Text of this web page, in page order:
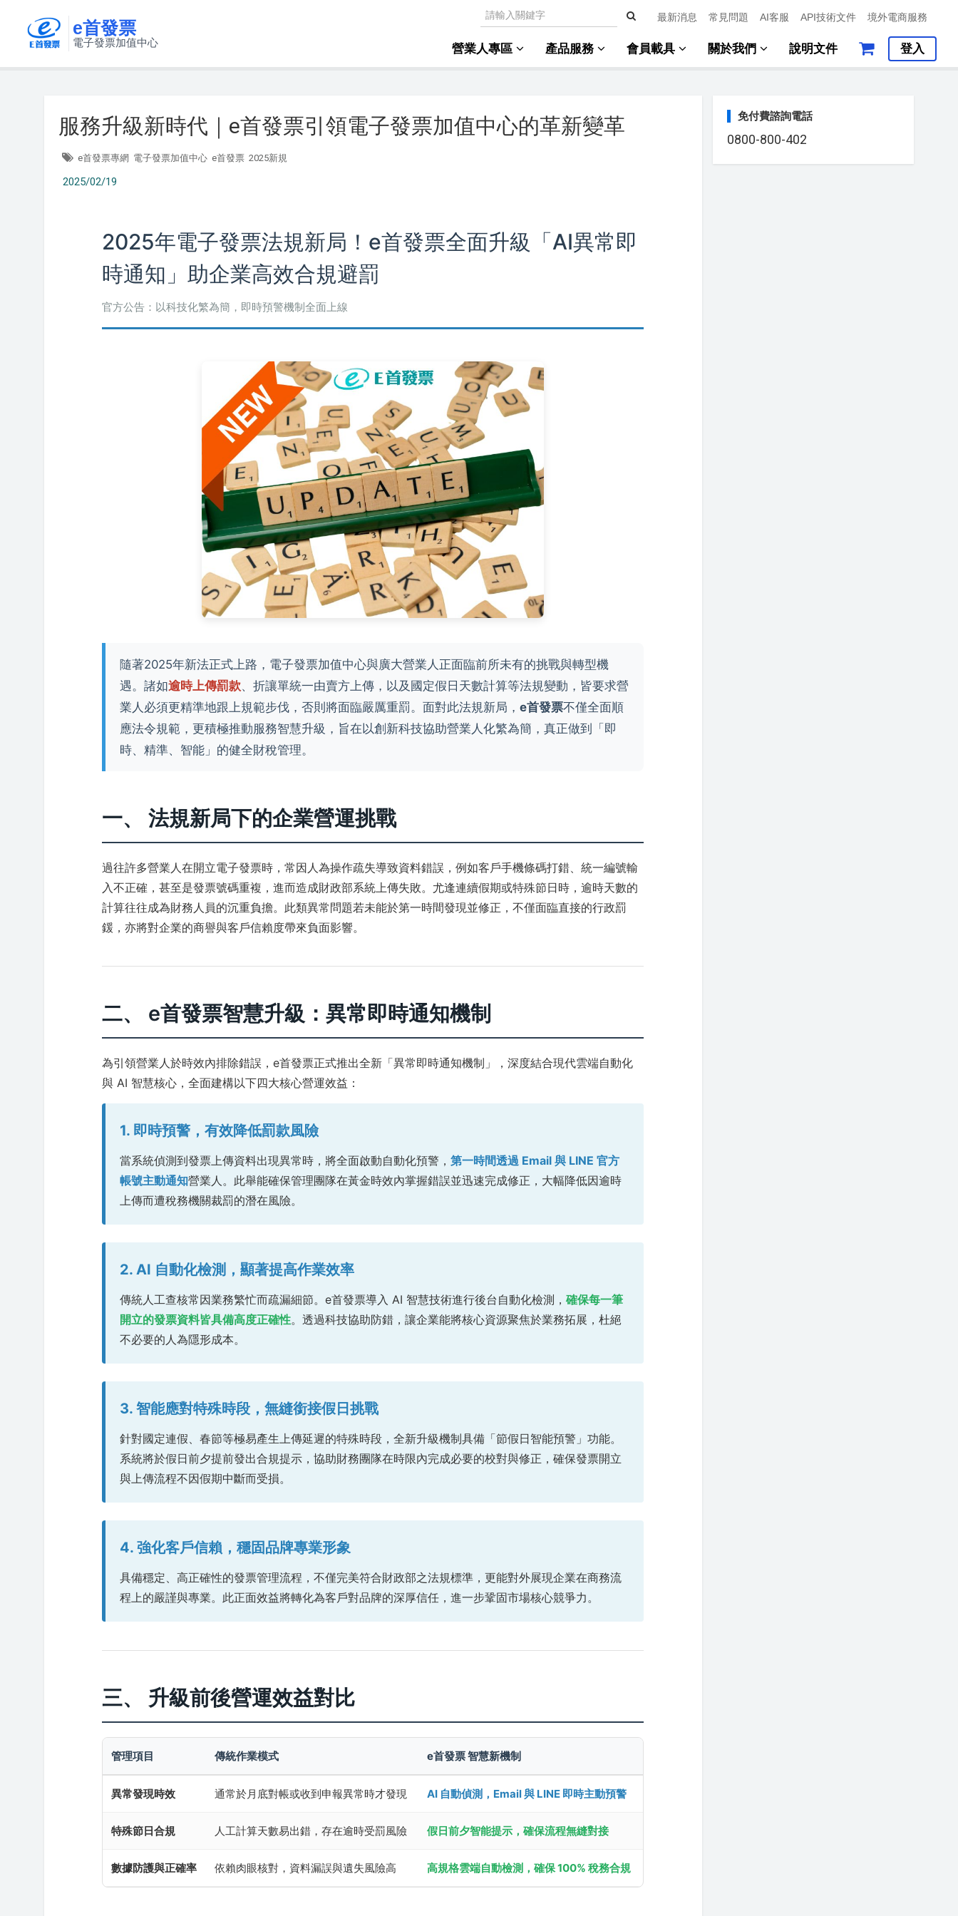
e首發票
電子發票加值中心
最新消息 常見問題 AI客服 API技術文件 境外電商服務
營業人專區 產品服務 會員載具 關於我們 說明文件 登入
服務升級新時代｜e首發票引領電子發票加值中心的革新變革
e首發票專網 電子發票加值中心 e首發票 2025新規
2025/02/19
2025年電子發票法規新局！e首發票全面升級「AI異常即
時通知」助企業高效合規避罰
官方公告：以科技化繁為簡，即時預警機制全面上線
隨著2025年新法正式上路，電子發票加值中心與廣大營業人正面臨前所未有的挑戰與轉型機
遇。諸如逾時上傳罰款、折讓單統一由賣方上傳，以及國定假日天數計算等法規變動，皆要求營
業人必須更精準地跟上規範步伐，否則將面臨嚴厲重罰。面對此法規新局，e首發票不僅全面順
應法令規範，更積極推動服務智慧升級，旨在以創新科技協助營業人化繁為簡，真正做到「即
時、精準、智能」的健全財稅管理。
一、 法規新局下的企業營運挑戰
過往許多營業人在開立電子發票時，常因人為操作疏失導致資料錯誤，例如客戶手機條碼打錯、統一編號輸
入不正確，甚至是發票號碼重複，進而造成財政部系統上傳失敗。尤逢連續假期或特殊節日時，逾時天數的
計算往往成為財務人員的沉重負擔。此類異常問題若未能於第一時間發現並修正，不僅面臨直接的行政罰
鍰，亦將對企業的商譽與客戶信賴度帶來負面影響。
二、 e首發票智慧升級：異常即時通知機制
為引領營業人於時效內排除錯誤，e首發票正式推出全新「異常即時通知機制」，深度結合現代雲端自動化
與 AI 智慧核心，全面建構以下四大核心營運效益：
1. 即時預警，有效降低罰款風險
當系統偵測到發票上傳資料出現異常時，將全面啟動自動化預警，第一時間透過 Email 與 LINE 官方
帳號主動通知營業人。此舉能確保管理團隊在黃金時效內掌握錯誤並迅速完成修正，大幅降低因逾時
上傳而遭稅務機關裁罰的潛在風險。
2. AI 自動化檢測，顯著提高作業效率
傳統人工查核常因業務繁忙而疏漏細節。e首發票導入 AI 智慧技術進行後台自動化檢測，確保每一筆
開立的發票資料皆具備高度正確性。透過科技協助防錯，讓企業能將核心資源聚焦於業務拓展，杜絕
不必要的人為隱形成本。
3. 智能應對特殊時段，無縫銜接假日挑戰
針對國定連假、春節等極易產生上傳延遲的特殊時段，全新升級機制具備「節假日智能預警」功能。
系統將於假日前夕提前發出合規提示，協助財務團隊在時限內完成必要的校對與修正，確保發票開立
與上傳流程不因假期中斷而受損。
4. 強化客戶信賴，穩固品牌專業形象
具備穩定、高正確性的發票管理流程，不僅完美符合財政部之法規標準，更能對外展現企業在商務流
程上的嚴謹與專業。此正面效益將轉化為客戶對品牌的深厚信任，進一步鞏固市場核心競爭力。
三、 升級前後營運效益對比
管理項目 傳統作業模式 e首發票 智慧新機制
異常發現時效 通常於月底對帳或收到申報異常時才發現 AI 自動偵測，Email 與 LINE 即時主動預警
特殊節日合規 人工計算天數易出錯，存在逾時受罰風險 假日前夕智能提示，確保流程無縫對接
數據防護與正確率 依賴肉眼核對，資料漏誤與遺失風險高 高規格雲端自動檢測，確保 100% 稅務合規
免付費諮詢電話
0800-800-402